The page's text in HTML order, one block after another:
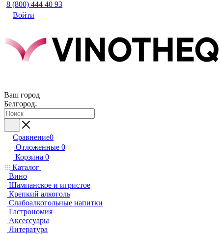
8 (800) 444 40 93
Войти
Ваш город
Белгород
Сравнение0
Отложенные 0
Корзина 0
Каталог
Вино
Шампанское и игристое
Крепкий алкоголь
Слабоалкогольные напитки
Гастрономия
Аксессуары
Литература